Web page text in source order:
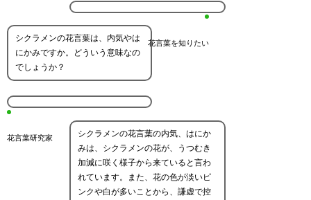
花言葉を知りたい
シクラメンの花言葉は、内気やは
にかみですか。どういう意味なの
でしょうか？
花言葉研究家
シクラメンの花言葉の内気、はにか
みは、シクラメンの花が、うつむき
加減に咲く様子から来ていると言わ
れています。また、花の色が淡いピ
ンクや白が多いことから、謙虚で控